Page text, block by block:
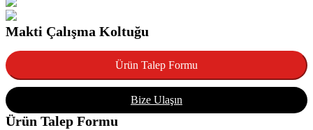
Makti Çalışma Koltuğu
Ürün Talep Formu
Bize Ulaşın
Ürün Talep Formu